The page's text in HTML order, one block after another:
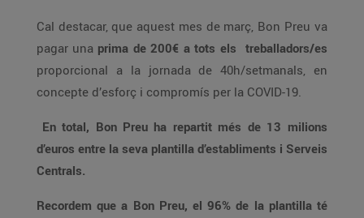
Cal destacar, que aquest mes de març, Bon Preu va
pagar una
prima de 200€ a tots els treballadors/es
proporcional a la jornada de 40h/setmanals, en
concepte d’esforç i compromís per la COVID-19.
En total, Bon Preu ha repartit més de 13 milions
d’euros entre la seva plantilla d’establiments i Serveis
Centrals.
Recordem que a Bon Preu, el 96% de la plantilla té